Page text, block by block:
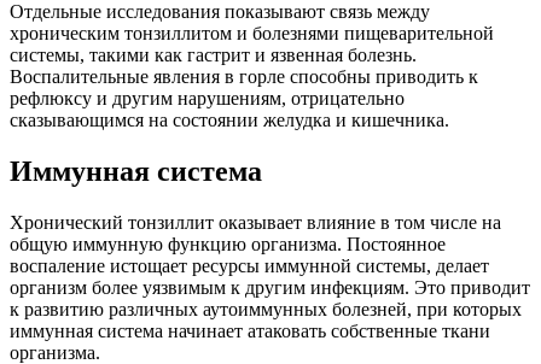
Отдельные исследования показывают связь между
хроническим тонзиллитом и болезнями пищеварительной
системы, такими как гастрит и язвенная болезнь.
Воспалительные явления в горле способны приводить к
рефлюксу и другим нарушениям, отрицательно
сказывающимся на состоянии желудка и кишечника.
Иммунная система
Хронический тонзиллит оказывает влияние в том числе на
общую иммунную функцию организма. Постоянное
воспаление истощает ресурсы иммунной системы, делает
организм более уязвимым к другим инфекциям. Это приводит
к развитию различных аутоиммунных болезней, при которых
иммунная система начинает атаковать собственные ткани
организма.